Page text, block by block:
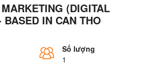
(DIGITAL
IN CAN THO
Số lượng
1